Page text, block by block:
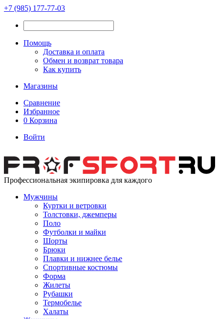
+7 (985) 177-77-03
Помощь
Доставка и оплата
Обмен и возврат товара
Как купить
Магазины
Сравнение
Избранное
0 Корзина
Войти
Профессиональная экипировка для каждого
Мужчины
Куртки и ветровки
Толстовки, джемперы
Поло
Футболки и майки
Шорты
Брюки
Плавки и нижнее белье
Спортивные костюмы
Форма
Жилеты
Рубашки
Термобелье
Халаты